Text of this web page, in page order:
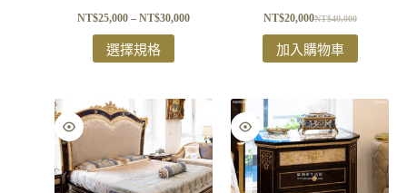
NT$25,000 – NT$30,000
選擇規格
NT$40,000
NT$20,000
加入購物車